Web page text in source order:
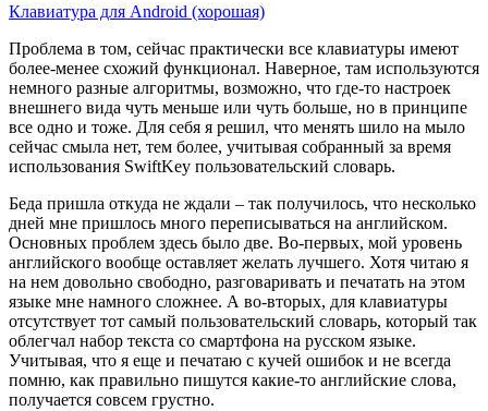
Клавиатура для Android (хорошая)
Проблема в том, сейчас практически все клавиатуры имеют
более-менее схожий функционал. Наверное, там используются
немного разные алгоритмы, возможно, что где-то настроек
внешнего вида чуть меньше или чуть больше, но в принципе
все одно и тоже. Для себя я решил, что менять шило на мыло
сейчас смыла нет, тем более, учитывая собранный за время
использования SwiftKey пользовательский словарь.
Беда пришла откуда не ждали – так получилось, что несколько
дней мне пришлось много переписываться на английском.
Основных проблем здесь было две. Во-первых, мой уровень
английского вообще оставляет желать лучшего. Хотя читаю я
на нем довольно свободно, разговаривать и печатать на этом
языке мне намного сложнее. А во-вторых, для клавиатуры
отсутствует тот самый пользовательский словарь, который так
облегчал набор текста со смартфона на русском языке.
Учитывая, что я еще и печатаю с кучей ошибок и не всегда
помню, как правильно пишутся какие-то английские слова,
получается совсем грустно.